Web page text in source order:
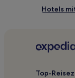
Hotels
St.
Hotels
Top-